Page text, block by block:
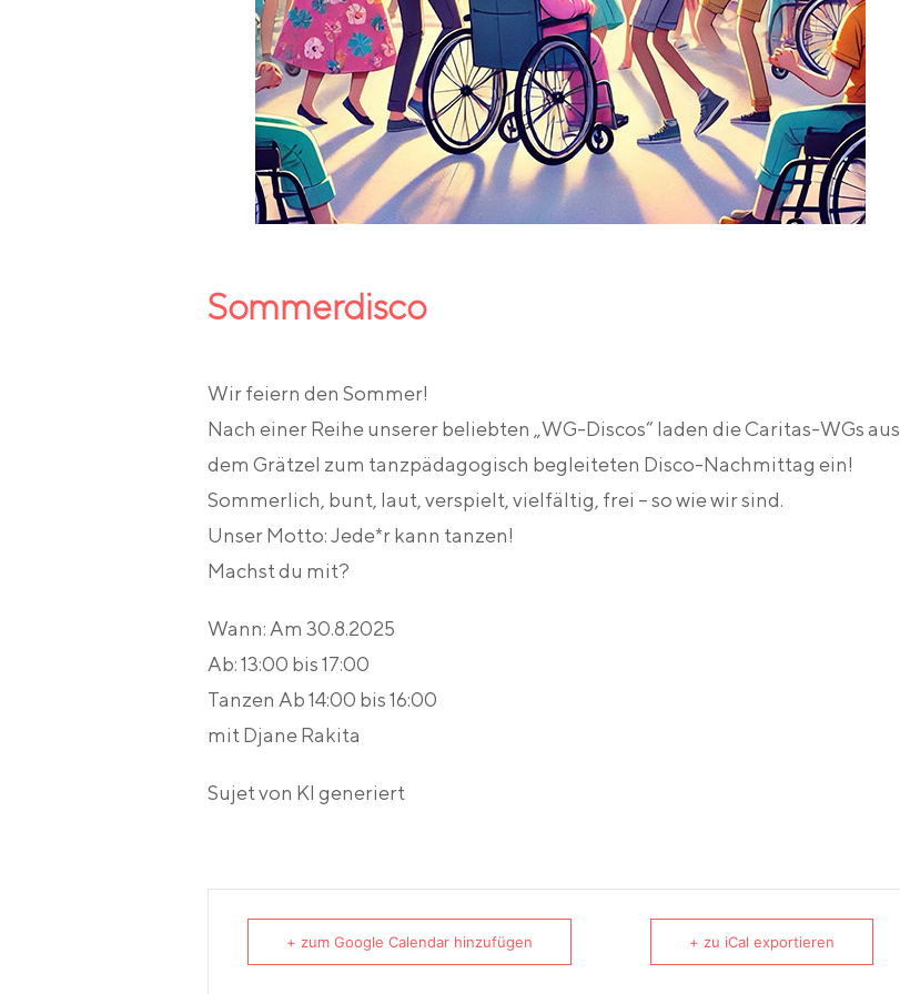
Sommerdisco
Wir feiern den Sommer!
Nach einer Reihe unserer beliebten „WG-Discos“ laden die Caritas-WGs aus
dem Grätzel zum tanzpädagogisch begleiteten Disco-Nachmittag ein!
Sommerlich, bunt, laut, verspielt, vielfältig, frei – so wie wir sind.
Unser Motto: Jede*r kann tanzen!
Machst du mit?
Wann: Am 30.8.2025
Ab:13:00 bis 17:00
Tanzen Ab 14:00 bis 16:00
mit Djane Rakita
Sujet von KI generiert
+ zum Google Calendar hinzufügen + zu iCal exportieren